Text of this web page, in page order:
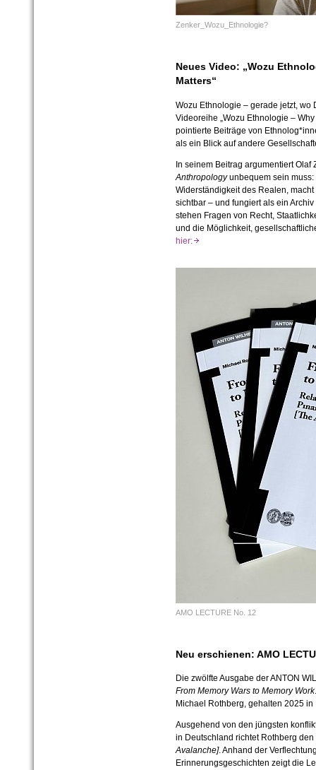
Zenker_Wozu_Ethnologie?
Neues Video: „Wozu
Matters“
Wozu Ethnologie – gerade jetzt, wo
Videoreihe „Wozu Ethnologie –
pointierte Beiträge von
als ein Blick auf andere
In seinem Beitrag argumentiert
Anthropologyunbequem sein muss:
Widerständigkeit des Realen,
sichtbar – und fungiert als ein
stehen Fragen von Recht,
und die Möglichkeit,
hier:
AMO LECTURE No. 12
Neu erschienen: AMO
Die zwölfte Ausgabe derANTON
From Memory Wars to Memory Work
Michael Rothberg, gehalten 2025 in
Ausgehend von den jüngsten
in Deutschland richtet Rothberg
Avalanche]. Anhand der
Erinnerungsgeschichten zeigt die